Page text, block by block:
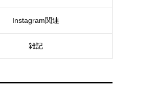
Instagram関連
雑記